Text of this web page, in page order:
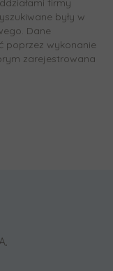
firmy
były w
Dane
poprzez wykonanie
zarejestrowana